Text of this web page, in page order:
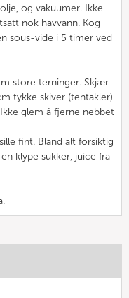
og vakuumer. Ikke
nok havvann. Kog
sous-vide i 5 timer ved
store terninger. Skjær
tykke skiver (tentakler)
glem å fjerne nebbet
fint. Bland alt forsiktig
klype sukker, juice fra